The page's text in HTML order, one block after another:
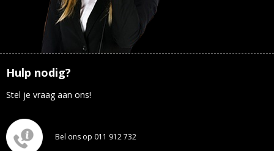
Hulp nodig?
Stel je vraag aan ons!
Bel ons op 011 912 732